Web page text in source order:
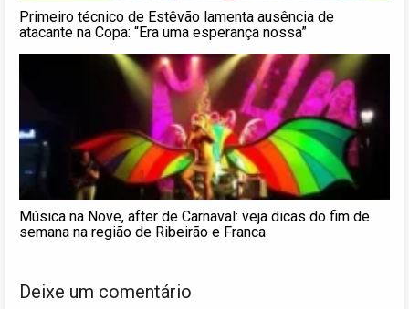
Primeiro técnico de Estêvão lamenta ausência de
atacante na Copa: “Era uma esperança nossa”
Música na Nove, after de Carnaval: veja dicas do fim de
semana na região de Ribeirão e Franca
Deixe um comentário